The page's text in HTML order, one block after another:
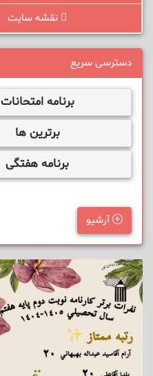
نقشه سایت
دسترسی سریع
برنامه امتحانات
برترین ها
برنامه هفتگی
آرشیو